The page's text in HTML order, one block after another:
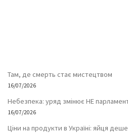
Там, де смерть стає мистецтвом
16/07/2026
Небезпека: уряд змінює НЕ
16/07/2026
Ціни на продукти в Україні: яйця